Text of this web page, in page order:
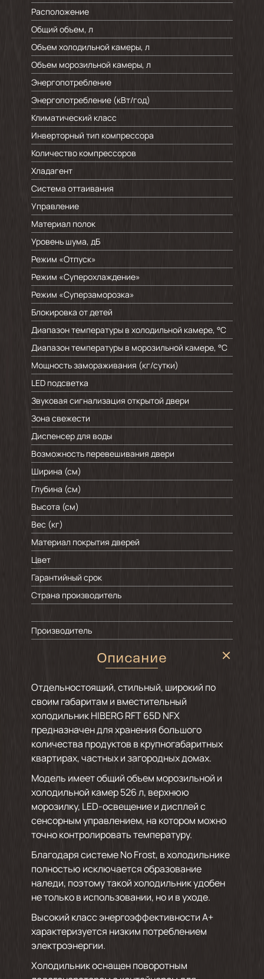
Расположение
Общий объем, л
Объем холодильной камеры, л
Объем морозильной камеры, л
Энергопотребление
Энергопотребление (кВт/год)
Климатический класс
Инверторный тип компрессора
Количество компрессоров
Хладагент
Система оттаивания
Управление
Материал полок
Уровень шума, дБ
Режим «Отпуск»
Режим «Суперохлаждение»
Режим «Суперзаморозка»
Блокировка от детей
Диапазон температуры в холодильной камере, °C
Диапазон температуры в морозильной камере, °C
Мощность замораживания (кг/cутки)
LED подсветка
Звуковая сигнализация открытой двери
Зона свежести
Диспенсер для воды
Возможность перевешивания двери
Ширина (см)
Глубина (см)
Высота (см)
Вес (кг)
Материал покрытия дверей
Цвет
Гарантийный срок
Страна производитель
Производитель
Описание
Отдельностоящий, стильный, широкий по
своим габаритам и вместительный
холодильник HIBERG RFT 65D NFX
предназначен для хранения большого
количества продуктов в крупногабаритных
квартирах, частных и загородных домах.
Модель имеет общий объем морозильной и
холодильной камер 526 л, верхнюю
морозилку, LED-освещение и дисплей с
сенсорным управлением, на котором можно
точно контролировать температуру.
Благодаря системе No Frost, в холодильнике
полностью исключается образование
наледи, поэтому такой холодильник удобен
не только в использовании, но и в уходе.
Высокий класс энергоэффективности А+
характеризуется низким потреблением
электроэнергии.
Холодильник оснащен поворотным